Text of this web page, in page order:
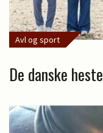
Avl og sport
De danske